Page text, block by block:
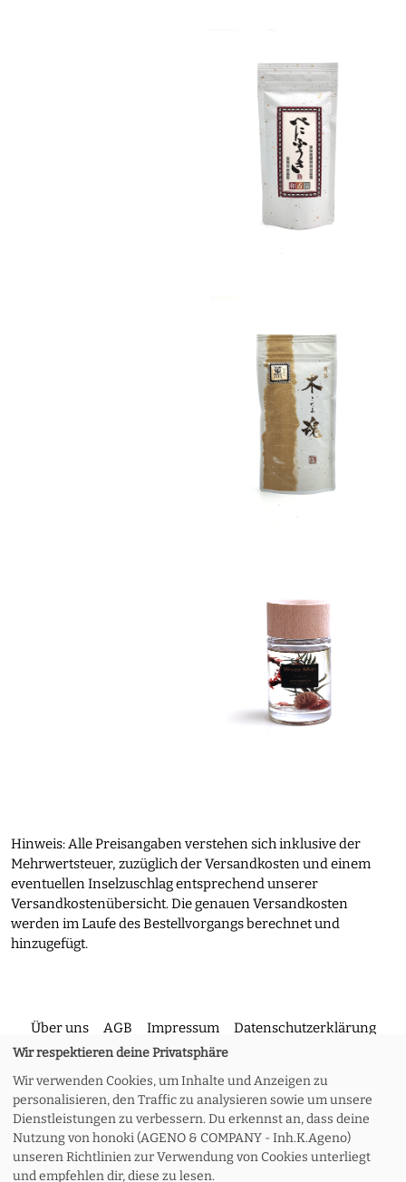
Hinweis: Alle Preisangaben verstehen sich inklusive der
Mehrwertsteuer, zuzüglich der Versandkosten und einem
eventuellen Inselzuschlag entsprechend unserer
Versandkostenübersicht. Die genauen Versandkosten
werden im Laufe des Bestellvorgangs berechnet und
hinzugefügt.
Über uns AGB Impressum Datenschutzerklärung
Kontakt Versand und Rückgabe Widerruf
Zahlungsoptionen Meine Bestellung
Wir respektieren deine Privatsphäre
Wir verwenden Cookies, um Inhalte und Anzeigen zu
personalisieren, den Traffic zu analysieren sowie um unsere
Dienstleistungen zu verbessern. Du erkennst an, dass deine
Nutzung von honoki (AGENO & COMPANY - Inh.K.Ageno)
unseren Richtlinien zur Verwendung von Cookies unterliegt
und empfehlen dir, diese zu lesen.